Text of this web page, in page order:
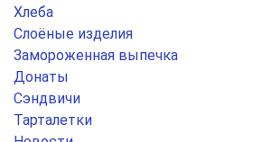
Хлеба
Слоёные изделия
Замороженная выпечка
Донаты
Сэндвичи
Тарталетки